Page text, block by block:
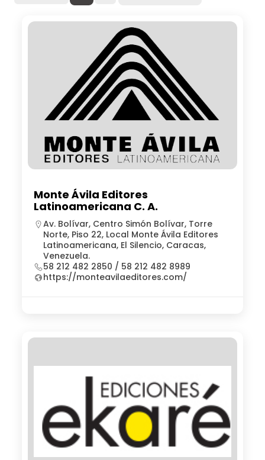
Monte Ávila Editores
Latinoamericana C. A.
Av. Bolívar, Centro Simón Bolívar, Torre
Norte, Piso 22, Local Monte Ávila Editores
Latinoamericana, El Silencio, Caracas,
Venezuela.
58 212 482 2850 / 58 212 482 8989
https://monteavilaeditores.com/